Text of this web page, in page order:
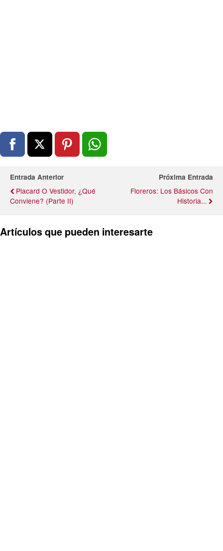
Entrada Anterior
Placard O Vestidor, ¿qué
Conviene? (Parte II)
Próxima Entrada
Floreros: Los Básicos Con
Historia...
Artículos que pueden interesarte